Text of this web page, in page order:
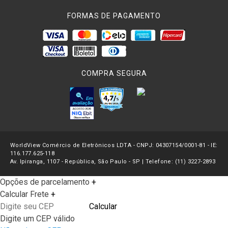
FORMAS DE PAGAMENTO
COMPRA SEGURA
WorldView Comércio de Eletrônicos LDTA - CNPJ: 04307154/0001-81 - IE:
116.177.625-118
Av. Ipiranga, 1107 - República, São Paulo - SP | Telefone: (11) 3227-2893
Opções de parcelamento +
Calcular Frete +
Calcular
Digite um CEP válido